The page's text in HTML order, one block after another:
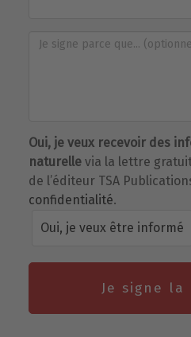
Oui, je veux recevoir des
naturelle via la lettre
de l’éditeur TSA
confidentialité.
Oui, je veux être informé
Je signe